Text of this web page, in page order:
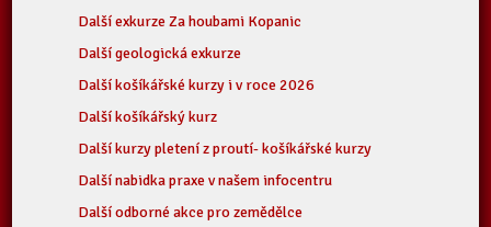
Další exkurze Za houbami Kopanic
Další geologická exkurze
Další košíkářské kurzy i v roce 2026
Další košíkářský kurz
Další kurzy pletení z proutí- košíkářské kurzy
Další nabidka praxe v našem infocentru
Další odborné akce pro zemědělce